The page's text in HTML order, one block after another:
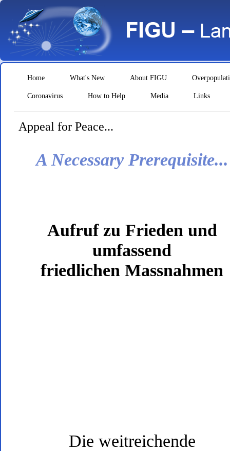
Home What's New About FIGU
Coronavirus How to Help Media Links
Appeal for Peace...
A Necessary Prerequisite...
Aufruf zu Frieden und
umfassend
friedlichen Massnahmen
Die weitreichende